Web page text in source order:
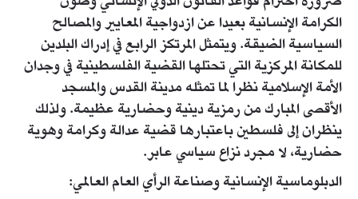
الكرامة الإنسانية بعيدا عن ازدواجية المعايير والمصالح
السياسية الضيقة. ويتمثل المرتكز الرابع في إدراك البلدين
للمكانة المركزية التي تحتلها القضية الفلسطينية في وجدان
الأمة الإسلامية نظرا لما تمثله مدينة القدس والمسجد
الأقصى المبارك من رمزية دينية وحضارية عظيمة. ولذلك
ينظران إلى فلسطين باعتبارها قضية عدالة وكرامة وهوية
حضارية، لا مجرد نزاع سياسي عابر.
الدبلوماسية الإنسانية وصناعة الرأي العام العالمي: